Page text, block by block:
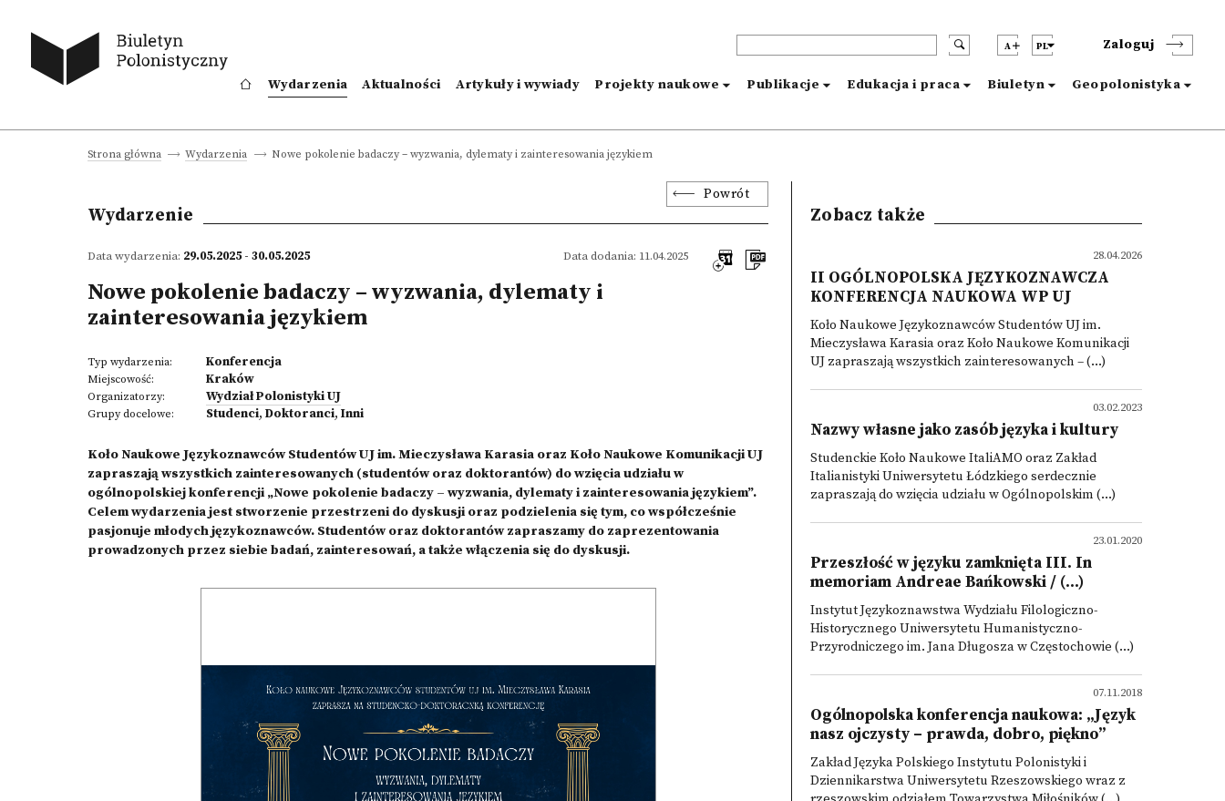
A PL Zaloguj
Wydarzenia Aktualności Artykuły i wywiady Projekty naukowe Publikacje Edukacja i praca Biuletyn Geopolonistyka
Strona główna Wydarzenia Nowe pokolenie badaczy – wyzwania, dylematy i zainteresowania językiem
Powrót
Wydarzenie
Data wydarzenia: 29.05.2025 - 30.05.2025 Data dodania: 11.04.2025
Nowe pokolenie badaczy – wyzwania, dylematy i
zainteresowania językiem
Typ wydarzenia: Konferencja
Miejscowość: Kraków
Organizatorzy: Wydział Polonistyki UJ
Grupy docelowe: Studenci, Doktoranci, Inni
Koło Naukowe Językoznawców Studentów UJ im. Mieczysława Karasia oraz Koło Naukowe Komunikacji UJ
zapraszają wszystkich zainteresowanych (studentów oraz doktorantów) do wzięcia udziału w
ogólnopolskiej konferencji „Nowe pokolenie badaczy – wyzwania, dylematy i zainteresowania językiem”.
Celem wydarzenia jest stworzenie przestrzeni do dyskusji oraz podzielenia się tym, co współcześnie
pasjonuje młodych językoznawców. Studentów oraz doktorantów zapraszamy do zaprezentowania
prowadzonych przez siebie badań, zainteresowań, a także włączenia się do dyskusji.
Zobacz także
28.04.2026
II OGÓLNOPOLSKA JĘZYKOZNAWCZA
KONFERENCJA NAUKOWA WP UJ
Koło Naukowe Językoznawców Studentów UJ im.
Mieczysława Karasia oraz Koło Naukowe Komunikacji
UJ zapraszają wszystkich zainteresowanych – (...)
03.02.2023
Nazwy własne jako zasób języka i kultury
Studenckie Koło Naukowe ItaliAMO oraz Zakład
Italianistyki Uniwersytetu Łódzkiego serdecznie
zapraszają do wzięcia udziału w Ogólnopolskim (...)
23.01.2020
Przeszłość w języku zamknięta III. In
memoriam Andreae Bańkowski / (...)
Instytut Językoznawstwa Wydziału Filologiczno-
Historycznego Uniwersytetu Humanistyczno-
Przyrodniczego im. Jana Długosza w Częstochowie (...)
07.11.2018
Ogólnopolska konferencja naukowa: „Język
nasz ojczysty – prawda, dobro, piękno”
Zakład Języka Polskiego Instytutu Polonistyki i
Dziennikarstwa Uniwersytetu Rzeszowskiego wraz z